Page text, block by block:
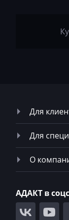
MAN
Manitou
Maserati
Mazda
Для
Для
О
АДАКТ в